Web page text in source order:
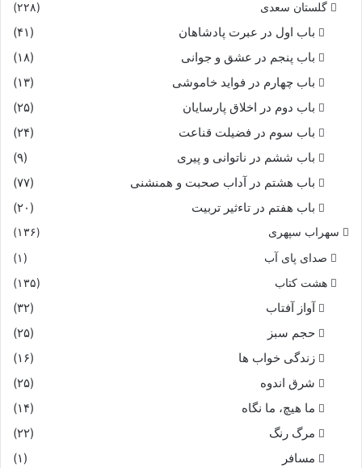
گلستان سعدی (۲۲۸)
باب اول در عبرت پادشاهان
(۴۱)
باب پنجم در عشق و جوانى
(۱۸)
باب چهارم در فواید خاموشى
(۱۳)
باب دوم در اخلاق پارسایان
(۲۵)
باب سوم در فضیلت قناعت
(۲۴)
باب ششم در ناتوانى و پیرى
(۹)
باب هشتم در آداب صحبت و همنشنى
(۷۷)
باب هفتم در تاءثیر تربیت
(۲۰)
سهراب سپهری (۱۳۶)
صدای پای آب
(۱)
هشت کتاب
(۱۳۵)
آواز آفتاب
(۳۲)
حجم سبز
(۲۵)
زندگی خواب ها
(۱۶)
شرق اندوه
(۲۵)
ما هیچ، ما نگاه
(۱۴)
مرگ رنگ
(۲۲)
مسافر
(۱)